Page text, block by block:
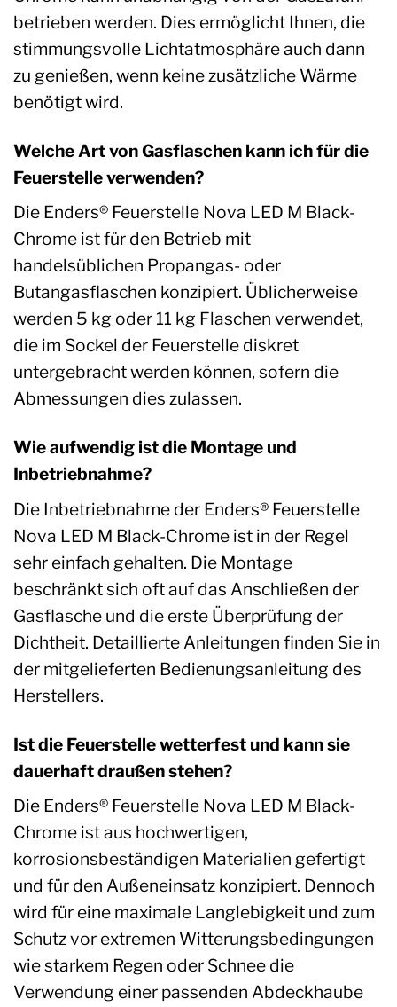
betrieben werden. Dies ermöglicht Ihnen, die
stimmungsvolle Lichtatmosphäre auch dann
zu genießen, wenn keine zusätzliche Wärme
benötigt wird.
Welche Art von Gasflaschen kann ich für die
Feuerstelle verwenden?
Die Enders® Feuerstelle Nova LED M Black-
Chrome ist für den Betrieb mit
handelsüblichen Propangas- oder
Butangasflaschen konzipiert. Üblicherweise
werden 5 kg oder 11 kg Flaschen verwendet,
die im Sockel der Feuerstelle diskret
untergebracht werden können, sofern die
Abmessungen dies zulassen.
Wie aufwendig ist die Montage und
Inbetriebnahme?
Die Inbetriebnahme der Enders® Feuerstelle
Nova LED M Black-Chrome ist in der Regel
sehr einfach gehalten. Die Montage
beschränkt sich oft auf das Anschließen der
Gasflasche und die erste Überprüfung der
Dichtheit. Detaillierte Anleitungen finden Sie in
der mitgelieferten Bedienungsanleitung des
Herstellers.
Ist die Feuerstelle wetterfest und kann sie
dauerhaft draußen stehen?
Die Enders® Feuerstelle Nova LED M Black-
Chrome ist aus hochwertigen,
korrosionsbeständigen Materialien gefertigt
und für den Außeneinsatz konzipiert. Dennoch
wird für eine maximale Langlebigkeit und zum
Schutz vor extremen Witterungsbedingungen
wie starkem Regen oder Schnee die
Verwendung einer passenden Abdeckhaube